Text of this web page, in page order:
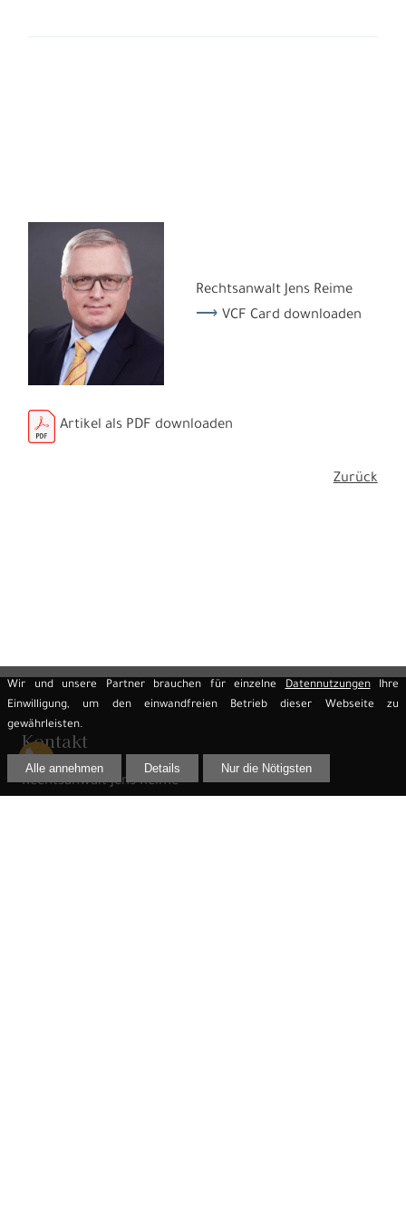
Rechtsanwalt Jens Reime
VCF Card downloaden
Artikel als PDF downloaden
Zurück
Kontakt
Rechtsanwalt Jens Reime
Wir und unsere Partner brauchen für einzelneDatennutzungenIhre
Einwilligung, um den einwandfreien Betrieb dieser Webseite zu
gewährleisten.
Alle annehmen Details Nur die Nötigsten